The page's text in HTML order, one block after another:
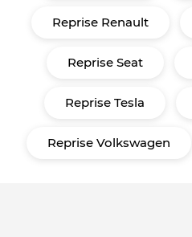
Reprise Renault
Reprise Seat
Reprise Tesla
Reprise Volkswagen